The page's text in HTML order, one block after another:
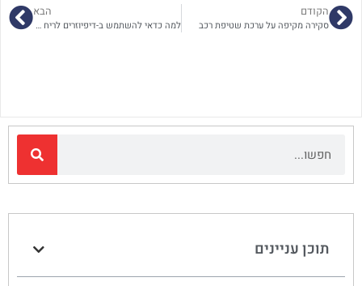
תוכן עניינים
הקודם
סקירה מקיפה על ערכת שטיפת רכב
הבא
למה כדאי להשתמש ב-דיפיוזרים לריח טוב